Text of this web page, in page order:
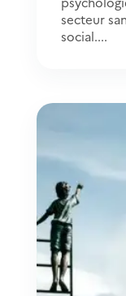
secteur
social....